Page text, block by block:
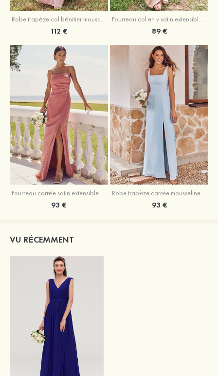
Robe trapèze col bénitier mousseline ras du sol robe de demoiselle d'honneur
112 €
Fourreau col en v satin extensible asymétrique robe de demoiselle d'honneur
89 €
93 € 93 €
VU RÉCEMMENT